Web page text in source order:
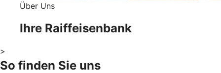
Über Uns
Ihre Raiffeisenbank
>
So finden Sie uns